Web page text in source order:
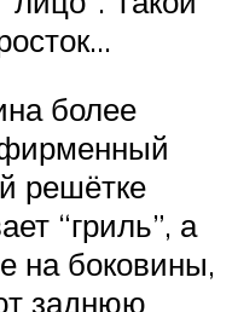
более
решётке
“гриль”, а
на боковины,
заднюю